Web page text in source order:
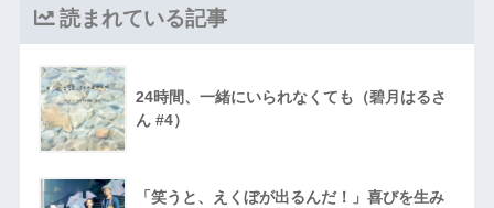
読まれている記事
24時間、一緒にいられなくても（碧月はるさ
ん #4）
「笑うと、えくぼが出るんだ！」喜びを生み